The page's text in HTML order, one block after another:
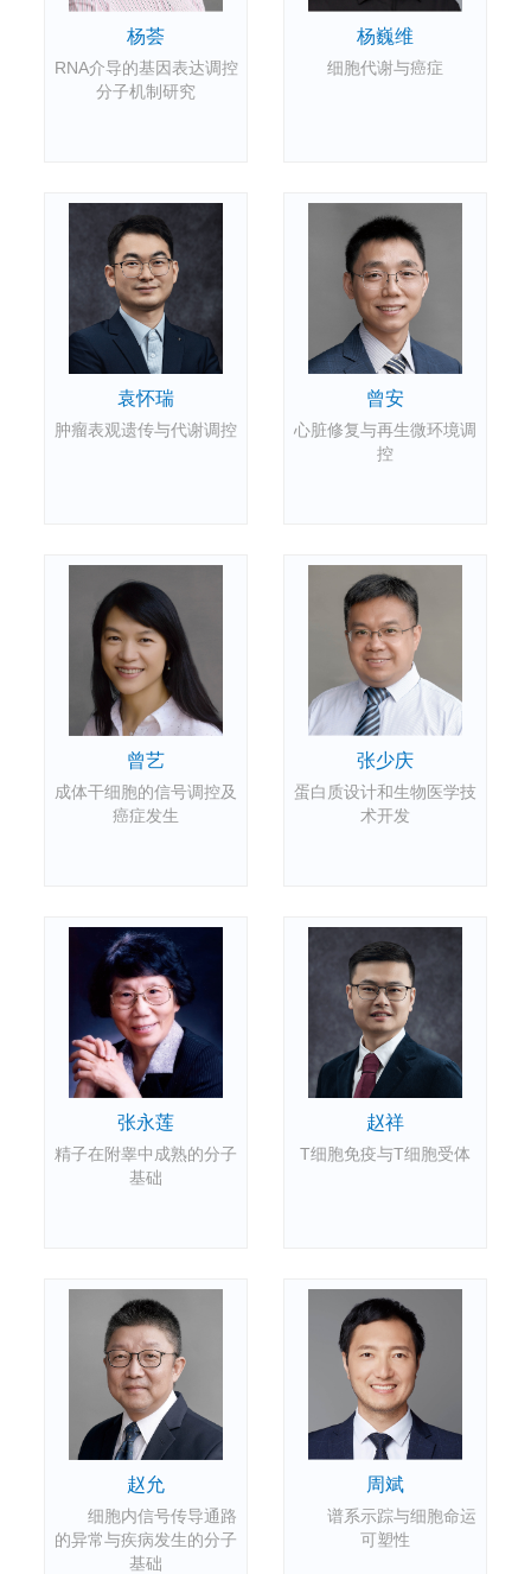
杨荟
RNA介导的基因表达调控
分子机制研究
杨巍维
细胞代谢与癌症
袁怀瑞
肿瘤表观遗传与代谢调控
曾安
心脏修复与再生微环境调
控
曾艺
成体干细胞的信号调控及
癌症发生
张少庆
蛋白质设计和生物医学技
术开发
张永莲
精子在附睾中成熟的分子
基础
赵祥
T细胞免疫与T细胞受体
赵允
细胞内信号传导通路
的异常与疾病发生的分子
基础
周斌
谱系示踪与细胞命运
可塑性